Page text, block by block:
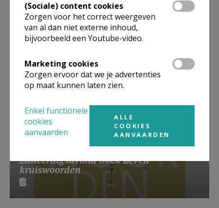
Beroepsvereniging Zorgpastores
Lanceringsavond boek Zeven
kruiswoorden
(Sociale) content cookies
Zorgen voor het correct weergeven
van al dan niet externe inhoud,
bijvoorbeeld een Youtube-video.
Marketing cookies
Zorgen ervoor dat we je advertenties
op maat kunnen laten zien.
Enkel functionele
cookies
aanvaarden
ALLE
COOKIES
AANVAARDEN